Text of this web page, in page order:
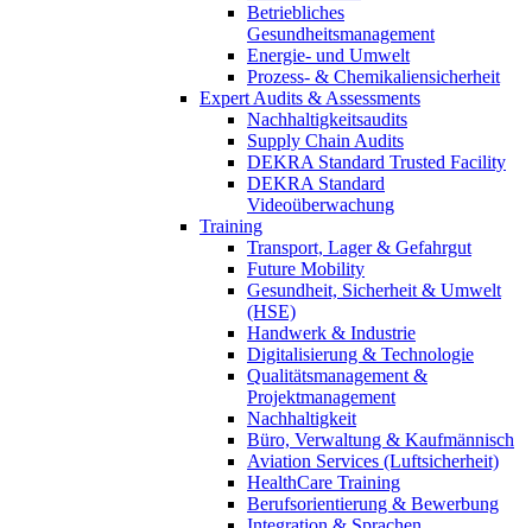
Betriebliches
Gesundheitsmanagement
Energie- und Umwelt
Prozess- & Chemikaliensicherheit
Expert Audits & Assessments
Nachhaltigkeitsaudits
Supply Chain Audits
DEKRA Standard Trusted Facility
DEKRA Standard
Videoüberwachung
Training
Transport, Lager & Gefahrgut
Future Mobility
Gesundheit, Sicherheit & Umwelt
(HSE)
Handwerk & Industrie
Digitalisierung & Technologie
Qualitätsmanagement &
Projektmanagement
Nachhaltigkeit
Büro, Verwaltung & Kaufmännisch
Aviation Services (Luftsicherheit)
HealthCare Training
Berufsorientierung & Bewerbung